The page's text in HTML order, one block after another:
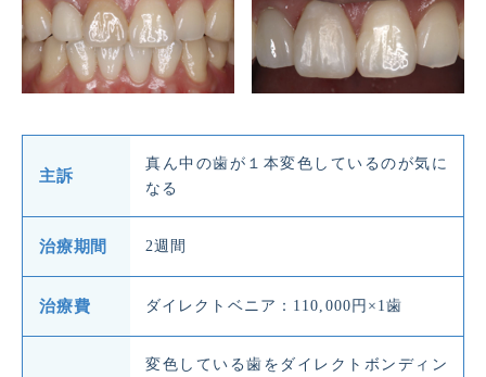
主訴
真ん中の歯が１本変色しているのが気に
なる
治療期間 2週間
治療費 ダイレクトベニア：110,000円×1歯
変色している歯をダイレクトボンディン